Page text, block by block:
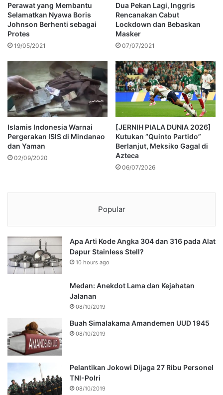
Perawat yang Membantu
Selamatkan Nyawa Boris
Johnson Berhenti sebagai
Protes
19/05/2021
Dua Pekan Lagi, Inggris
Rencanakan Cabut
Lockdown dan Bebaskan
Masker
07/07/2021
Islamis Indonesia Warnai
Pergerakan ISIS di Mindanao
dan Yaman
02/09/2020
[JERNIH PIALA DUNIA 2026]
Kutukan “Quinto Partido”
Berlanjut, Meksiko Gagal di
Azteca
06/07/2026
Popular
Apa Arti Kode Angka 304 dan 316 pada Alat
Dapur Stainless Stell?
10 hours ago
Medan: Anekdot Lama dan Kejahatan
Jalanan
08/10/2019
Buah Simalakama Amandemen UUD 1945
08/10/2019
Pelantikan Jokowi Dijaga 27 Ribu Personel
TNI-Polri
08/10/2019